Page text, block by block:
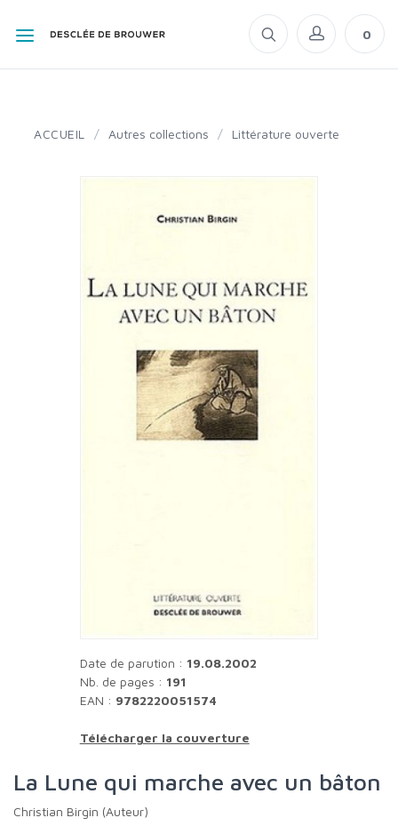
0
ACCUEIL / Autres collections / Littérature ouverte
Date de parution : 19.08.2002
Nb. de pages : 191
EAN : 9782220051574
Télécharger la couverture
La Lune qui marche avec un bâton
Christian Birgin (Auteur)